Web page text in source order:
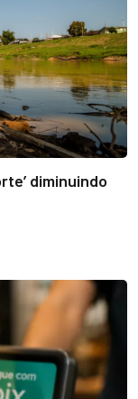
diminuindo